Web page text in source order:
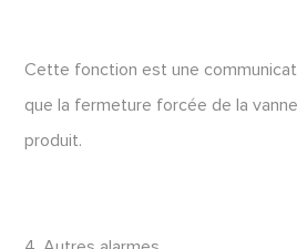
Cette fonction est une
que la fermeture forcée de la
produit.